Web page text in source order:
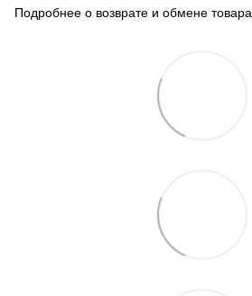
Подробнее о возврате и обмене товара